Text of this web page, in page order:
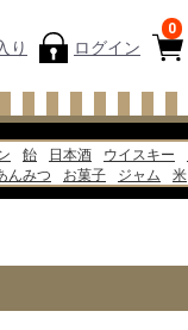
0
り ログイン
飴 日本酒 ウイスキー
んみつ お菓子 ジャム 米